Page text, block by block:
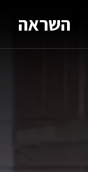
השראה